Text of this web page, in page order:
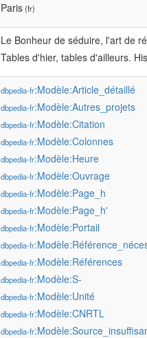
Paris(fr)
Le Bonheur de séduire, l'art de
Tables d'hier, tables d'ailleurs.
dbpedia-fr:Modèle:Article_détaillé
dbpedia-fr:Modèle:Autres_projets
dbpedia-fr:Modèle:Citation
dbpedia-fr:Modèle:Colonnes
dbpedia-fr:Modèle:Heure
dbpedia-fr:Modèle:Ouvrage
dbpedia-fr:Modèle:Page_h
dbpedia-fr:Modèle:Page_h'
dbpedia-fr:Modèle:Portail
dbpedia-fr
dbpedia-fr:Modèle:Références
dbpedia-fr:Modèle:S-
dbpedia-fr:Modèle:Unité
dbpedia-fr:Modèle:CNRTL
dbpedia-fr